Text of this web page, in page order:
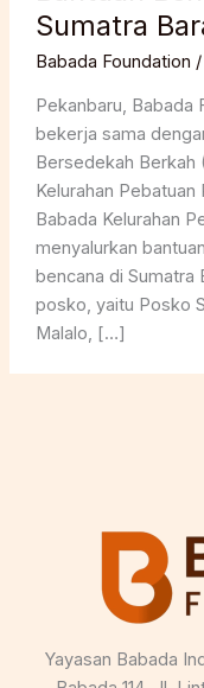
Sumatra
Babada Foundation /
Pekanbaru, Babada
bekerja sama
Bersedekah Berkah
Kelurahan
Babada Kelurahan
menyalurkan
bencana di Sumatra
posko, yaitu Posko
Malalo, […]
Yayasan Babada